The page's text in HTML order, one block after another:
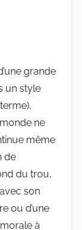
grande
un style
ne
même
de
du trou,
son
ou d’une
à